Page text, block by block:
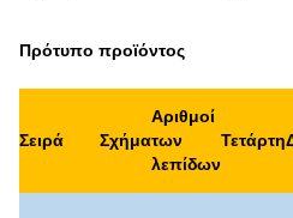
Πρότυπο προϊόντος
Σειρά Σχήμα
Αριθμοί
των
λεπίδων
Τετάρτη